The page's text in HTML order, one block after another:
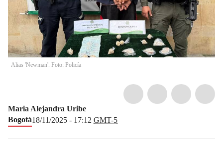
Alias 'Newman'. Foto: Policía
Maria Alejandra Uribe
Bogotá18/11/2025 - 17:12 GMT-5